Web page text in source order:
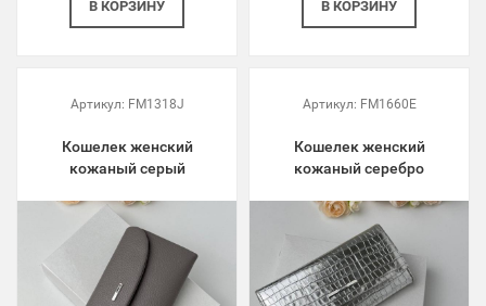
В КОРЗИНУ В КОРЗИНУ
Артикул: FM1318J
Кошелек женский
кожаный серый
Артикул: FM1660E
Кошелек женский
кожаный серебро